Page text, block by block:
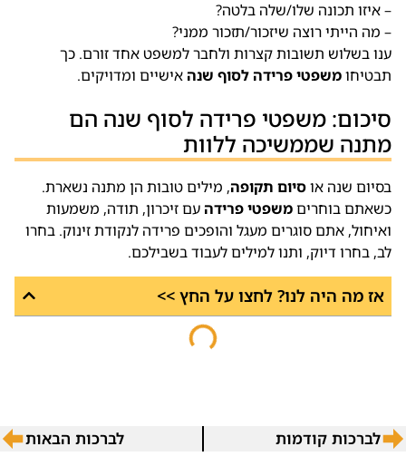
– איזו תכונה שלו/שלה בלטה?
– מה הייתי רוצה שיזכור/תזכור ממני?
ענו בשלוש תשובות קצרות ולחבר למשפט אחד זורם. כך
תבטיחומשפטי פרידה לסוף שנה אישיים ומדויקים.
סיכום: משפטי פרידה לסוף שנה הם
מתנה שממשיכה ללוות
בסיום שנה אוסיום תקופה, מילים טובות הן מתנה נשארת.
כשאתם בוחריםמשפטי פרידה עם זיכרון, תודה, משמעות
ואיחול, אתם סוגרים מעגל והופכים פרידה לנקודת זינוק. בחרו
לב, בחרו דיוק, ותנו למילים לעבוד בשבילכם.
אז מה היה לנו? לחצו על החץ >>
לברכות קודמות לברכות הבאות